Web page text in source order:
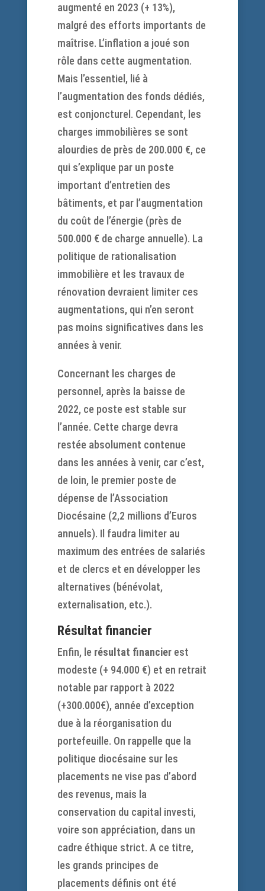
augmenté en 2023 (+ 13%),
malgré des efforts importants de
maîtrise. L’inflation a joué son
rôle dans cette augmentation.
Mais l’essentiel, lié à
l’augmentation des fonds dédiés,
est conjoncturel. Cependant, les
charges immobilières se sont
alourdies de près de 200.000 €, ce
qui s’explique par un poste
important d’entretien des
bâtiments, et par l’augmentation
du coût de l’énergie (près de
500.000 € de charge annuelle). La
politique de rationalisation
immobilière et les travaux de
rénovation devraient limiter ces
augmentations, qui n’en seront
pas moins significatives dans les
années à venir.
Concernant les charges de
personnel, après la baisse de
2022, ce poste est stable sur
l’année. Cette charge devra
restée absolument contenue
dans les années à venir, car c’est,
de loin, le premier poste de
dépense de l’Association
Diocésaine (2,2 millions d’Euros
annuels). Il faudra limiter au
maximum des entrées de salariés
et de clercs et en développer les
alternatives (bénévolat,
externalisation, etc.).
Résultat financier
Enfin, le résultat financier est
modeste (+ 94.000 €) et en retrait
notable par rapport à 2022
(+300.000€), année d’exception
due à la réorganisation du
portefeuille. On rappelle que la
politique diocésaine sur les
placements ne vise pas d’abord
des revenus, mais la
conservation du capital investi,
voire son appréciation, dans un
cadre éthique strict. A ce titre,
les grands principes de
placements définis ont été